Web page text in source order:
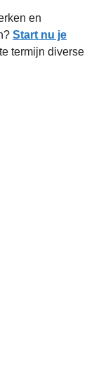
en
Start nu je
termijn diverse